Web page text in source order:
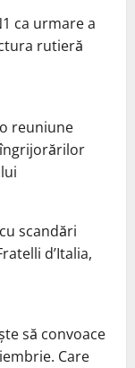
ca urmare a
rutieră
reuniune
scandări
d’Italia,
să convoace
Care